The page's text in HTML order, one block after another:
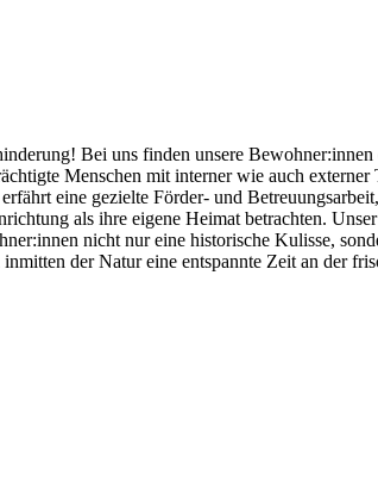
Bei uns finden unsere
Menschen mit interner wie auch
eine gezielte Förder- und
als ihre eigene Heimat betrachten.
nicht nur eine historische Kulisse,
der Natur eine entspannte Zeit an der